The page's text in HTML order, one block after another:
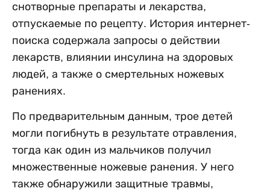
снотворные препараты и лекарства,
отпускаемые по рецепту. История интернет-
поиска содержала запросы о действии
лекарств, влиянии инсулина на здоровых
людей, а также о смертельных ножевых
ранениях.
По предварительным данным, трое детей
могли погибнуть в результате отравления,
тогда как один из мальчиков получил
множественные ножевые ранения. У него
также обнаружили защитные травмы,